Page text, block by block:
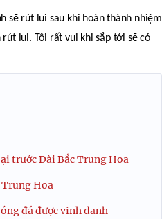
sẽ rút lui sau khi hoàn thành nhiệm
rút lui. Tôi rất vui khi sắp tới sẽ có
trước Đài Bắc Trung Hoa
Hoa
đá được vinh danh